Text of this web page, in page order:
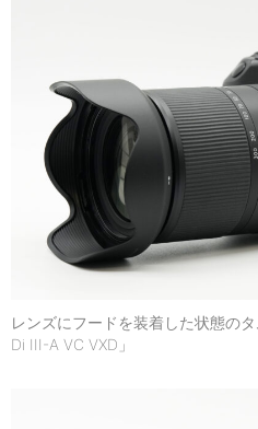
レンズにフードを装着した状態の
Di III-A VC VXD」